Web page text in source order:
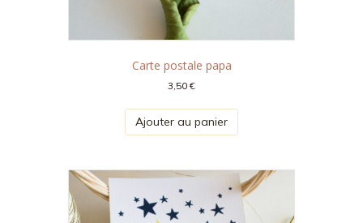
Carte postale papa
3,50€
Ajouter au panier